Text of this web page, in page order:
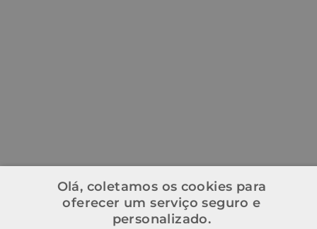
Olá, coletamos os cookies para
oferecer um serviço seguro e
personalizado.